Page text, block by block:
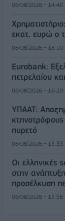
06/08/2026 - 14:40
εκατ. ευρώ ο
06/08/2026 - 18:10
Eurobank:
πετρελαίου
06/08/2026 - 16:20
ΥΠΑΑΤ:
πυρετό
06/08/2026 - 15:33
Οι ελληνικές
στην
προσέλκυση
06/08/2026 - 15:56